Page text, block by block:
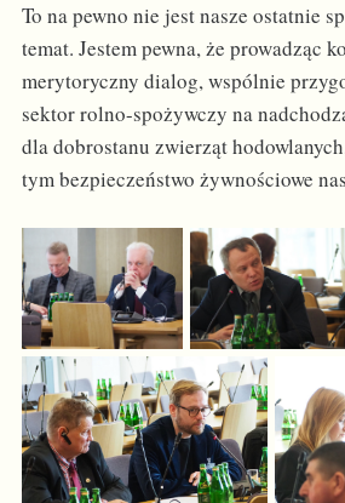
To na pewno nie jest nasze ostatnie
temat. Jestem pewna, że prowadząc
merytoryczny dialog, wspólnie
sektor rolno-spożywczy na
dla dobrostanu zwierząt
tym bezpieczeństwo żywnościowe